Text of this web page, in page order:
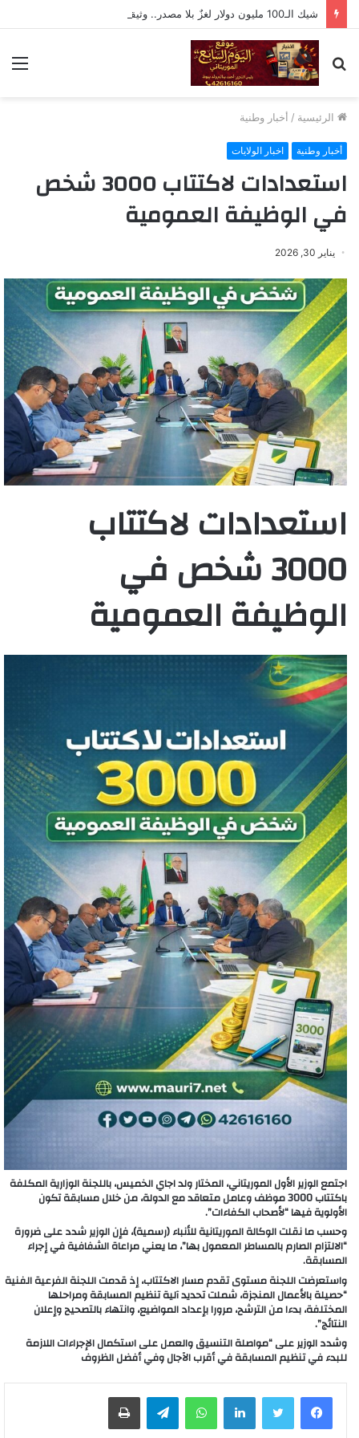
بحث
عن
الرئيسية / أخبار وطنية
أخبار وطنية اخبار الولايات
استعدادات لاكتتاب 3000 شخص
في الوظيفة العمومية
يناير 30, 2026
استعدادات لاكتتاب
3000 شخص في
الوظيفة العمومية
اجتمع الوزير الأول الموريتاني، المختار ولد اجاي الخميس، باللجنة الوزارية المكلفة
باكتتاب 3000 موظف وعامل متعاقد مع الدولة، من خلال مسابقة تكون
الأولوية فيها “لأصحاب الكفاءات”.
وحسب ما نقلت الوكالة الموريتانية للأنباء (رسمية)، فإن الوزير شدد على ضرورة
“الالتزام الصارم بالمساطر المعمول بها”، ما يعني مراعاة الشفافية في إجراء
المسابقة.
واستعرضت اللجنة مستوى تقدم مسار الاكتتاب، إذ قدمت اللجنة الفرعية الفنية
“حصيلة بالأعمال المنجزة، شملت تحديد آلية تنظيم المسابقة ومراحلها
المختلفة، بدءا من الترشح، مرورا بإعداد المواضيع، وانتهاء بالتصحيح وإعلان
النتائج”.
وشدد الوزير على “مواصلة التنسيق والعمل على استكمال الإجراءات اللازمة
للبدء في تنظيم المسابقة في أقرب الآجال وفي أفضل الظروف
لينكدإن واتساب